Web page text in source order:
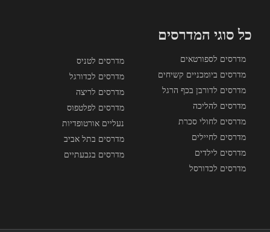
כל סוגי המדרסים
מדרסים לספורטאים
מדרסים ביומכניים קשיחים
מדרסים לדורבן בכף הרגל
מדרסים להליכה
מדרסים לחולי סכרת
מדרסים לחיילים
מדרסים לילדים
מדרסים לכדורסל
מדרסים לטניס
מדרסים לכדורגל
מדרסים לריצה
מדרסים לפלטפוס
נעליים אורטופדיות
מדרסים בתל אביב
מדרסים בגבעתיים